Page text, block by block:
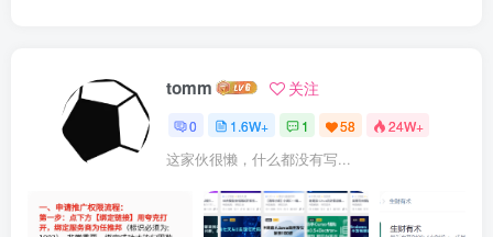
tomm 关注
0 1.6W+ 1 58 24W+
这家伙很懒，什么都没有写...